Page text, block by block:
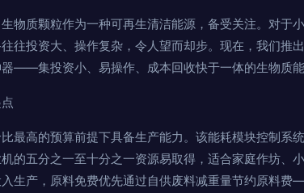
物质颗粒作为一种可再生清洁能源，备受关注。对于
往投资大、操作复杂，令人望而却步。现在，我们推
——集投资小、易操作、成本回收快于一体的生物质能
最高的预算前提下具备生产能力。该能耗模块控制系
的五分之一至十分之一资源易取得，适合家庭作坊、
生产，原料免费优先通过自供废料减重量节约原料费